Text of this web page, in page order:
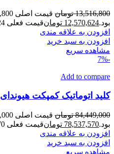
13,516,800 تومان
بود.12,570,624 تومانقیمت فعلی 12,570,624 تومان است.
افزودن به علاقه مندی
افزودن به سبد خرید
مشاهده سریع
-7%
Add to compare
کلید اتوماتیک کمپکت هیوندای 800 آمپر غیر قابل تنظیم
84,449,000 تومان
بود.78,537,570 تومانقیمت فعلی 78,537,570 تومان است.
افزودن به علاقه مندی
افزودن به سبد خرید
مشاهده سریع